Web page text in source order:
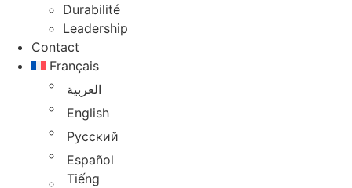
Durabilité
Leadership
Contact
Français
العربية
English
Русский
Español
Tiếng